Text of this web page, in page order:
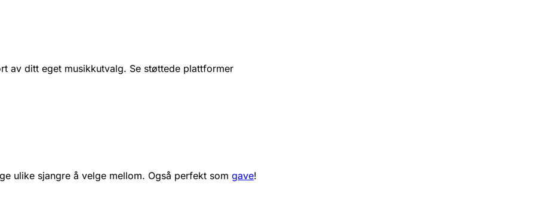
av ditt eget musikkutvalg. Se støttede plattformer
ulike sjangre å velge mellom. Også perfekt som gave!